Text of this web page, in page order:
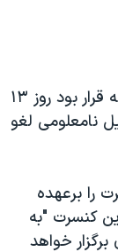
کنسرت محمدرضا شجریان و گروه شهناز که قرار بود روز ۱۳
نامعلومی لغو
را برعهده
کنسرت "به
خواهد